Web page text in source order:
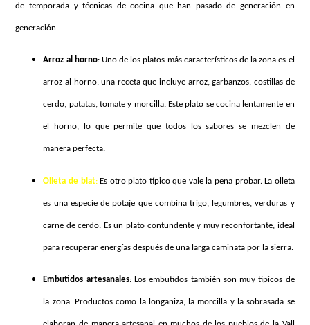
de temporada y técnicas de cocina que han pasado de generación en
generación.
Arroz al horno: Uno de los platos más característicos de la zona es el
arroz al horno, una receta que incluye arroz, garbanzos, costillas de
cerdo, patatas, tomate y morcilla. Este plato se cocina lentamente en
el horno, lo que permite que todos los sabores se mezclen de
manera perfecta.
Olleta de blat:Es otro plato típico que vale la pena probar. La olleta
es una especie de potaje que combina trigo, legumbres, verduras y
carne de cerdo. Es un plato contundente y muy reconfortante, ideal
para recuperar energías después de una larga caminata por la sierra.
Embutidos artesanales: Los embutidos también son muy típicos de
la zona. Productos como la longaniza, la morcilla y la sobrasada se